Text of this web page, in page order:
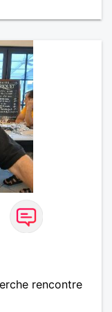
rencontre